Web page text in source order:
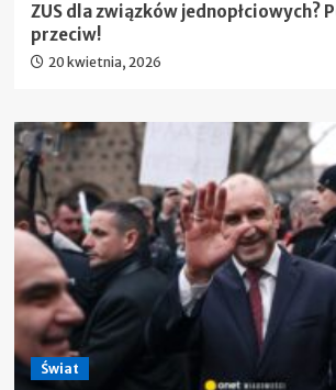
ZUS dla związków jednopłciowych?
przeciw!
20 kwietnia, 2026
Świat